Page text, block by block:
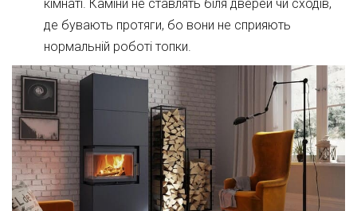
кімнаті. Каміни не ставлять біля дверей чи сходів,
де бувають протяги, бо вони не сприяють
нормальній роботі топки.